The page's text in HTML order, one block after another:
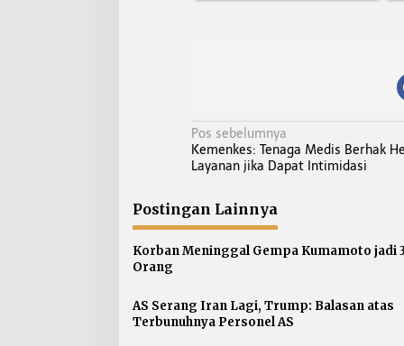
N
a
i
g
a
p
o
Pos sebelumnya
Kemenkes: Tenaga Medis Berhak
Layanan jika Dapat Intimidasi
Postingan Lainnya
Korban Meninggal Gempa Kumamoto jadi
Orang
AS Serang Iran Lagi, Trump: Balasan atas
Terbunuhnya Personel AS